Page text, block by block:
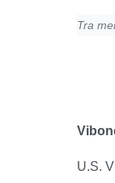
Tra
U.S.